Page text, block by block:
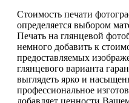
Стоимость печати
определяется выбором
Печать на глянцевой
немного добавить к
предоставляемых
глянцевого варианта
выглядеть ярко и
профессиональное
добавляет ценности